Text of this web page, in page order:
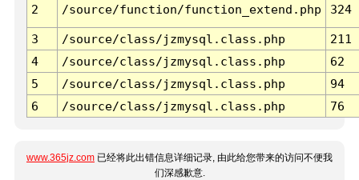
2 /source/function/function_extend.php 324
3 /source/class/jzmysql.class.php
211
4
/source/class/jzmysql.class.php
62
5
/source/class/jzmysql.class.php
94
6
/source/class/jzmysql.class.php 76
www.365jz.com 已经将此出错信息详细记录, 由此给您带来的访问不便我
们深感歉意.